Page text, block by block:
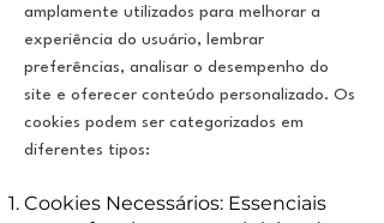
amplamente utilizados para melhorar a
experiência do usuário, lembrar
preferências, analisar o desempenho do
site e oferecer conteúdo personalizado. Os
cookies podem ser categorizados em
diferentes tipos:
Cookies Necessários: Essenciais